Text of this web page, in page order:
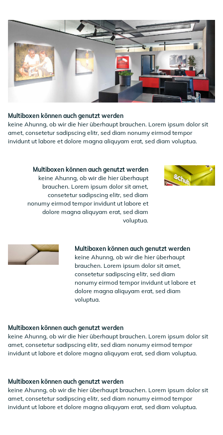
Multiboxen können auch genutzt werden
keine Ahunng, ob wir die hier überhaupt brauchen. Lorem ipsum dolor sit
amet, consetetur sadipscing elitr, sed diam nonumy eirmod tempor
invidunt ut labore et dolore magna aliquyam erat, sed diam voluptua.
Multiboxen können auch genutzt werden
keine Ahunng, ob wir die hier überhaupt
brauchen. Lorem ipsum dolor sit amet,
consetetur sadipscing elitr, sed diam
nonumy eirmod tempor invidunt ut labore et
dolore magna aliquyam erat, sed diam
voluptua.
Multiboxen können auch genutzt werden
keine Ahunng, ob wir die hier überhaupt
brauchen. Lorem ipsum dolor sit amet,
consetetur sadipscing elitr, sed diam
nonumy eirmod tempor invidunt ut labore et
dolore magna aliquyam erat, sed diam
voluptua.
Multiboxen können auch genutzt werden
keine Ahunng, ob wir die hier überhaupt brauchen. Lorem ipsum dolor sit
amet, consetetur sadipscing elitr, sed diam nonumy eirmod tempor
invidunt ut labore et dolore magna aliquyam erat, sed diam voluptua.
Multiboxen können auch genutzt werden
keine Ahunng, ob wir die hier überhaupt brauchen. Lorem ipsum dolor sit
amet, consetetur sadipscing elitr, sed diam nonumy eirmod tempor
invidunt ut labore et dolore magna aliquyam erat, sed diam voluptua.